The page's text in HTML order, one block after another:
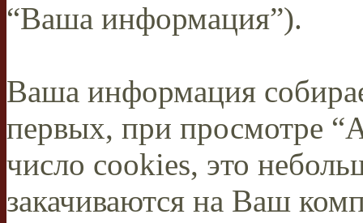
“Ваша информация”).
Ваша информация
первых, при просмотре
число cookies, это
закачиваются на Ваш